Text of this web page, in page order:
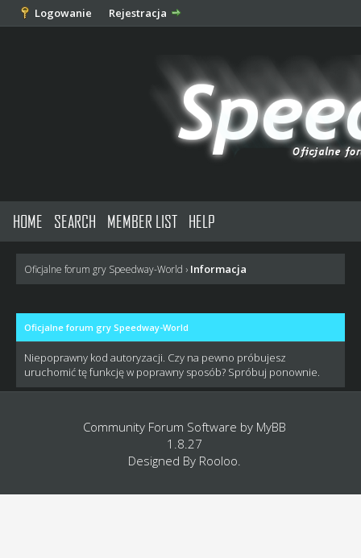
Logowanie Rejestracja
HOME SEARCH MEMBER LIST HELP
Oficjalne forum gry Speedway-World › Informacja
Oficjalne forum gry Speedway-World
Niepoprawny kod autoryzacji. Czy na pewno próbujesz
uruchomić tę funkcję w poprawny sposób? Spróbuj ponownie.
Community Forum Software by MyBB
1.8.27
Designed By Rooloo.